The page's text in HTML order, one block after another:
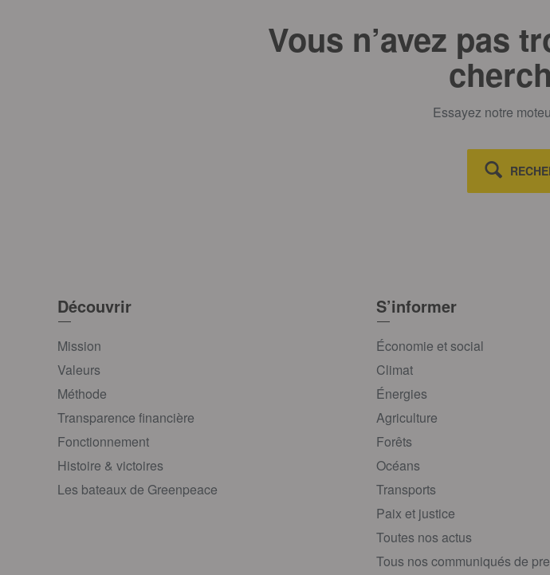
Vous n’avez pas
Essayez notre
Découvrir
Mission
Valeurs
Méthode
Transparence financière
Fonctionnement
Histoire & victoires
Les bateaux de Greenpeace
S’informer
Économie et social
Climat
Énergies
Agriculture
Forêts
Océans
Transports
Paix et justice
Toutes nos actus
Tous nos communiqués de